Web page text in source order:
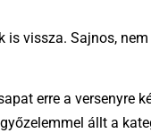
vissza. Sajnos,
erre a versenyre
állt a